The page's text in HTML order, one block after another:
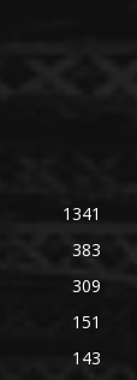
1341
383
309
151
143